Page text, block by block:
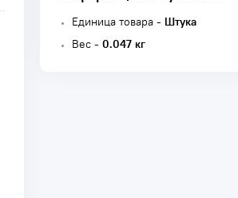
Единица товара - Штука
Вес - 0.047 кг